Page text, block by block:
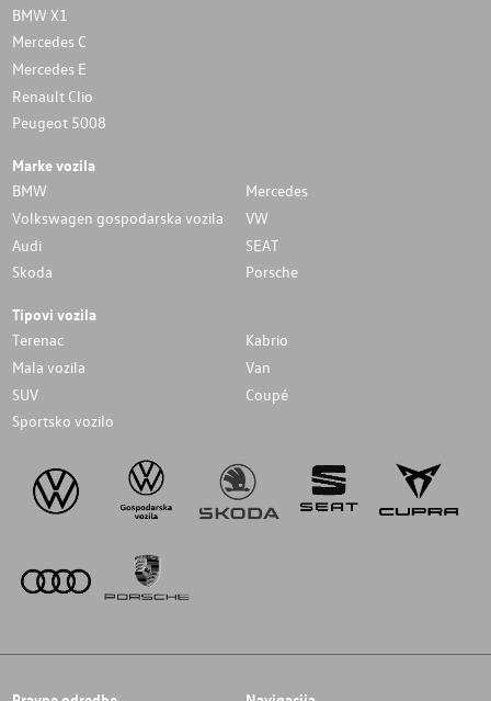
BMW X1
Mercedes C
Mercedes E
Renault Clio
Peugeot 5008
Marke vozila
BMW
Mercedes
Volkswagen gospodarska vozila
VW
Audi
SEAT
Skoda
Porsche
Tipovi vozila
Terenac
Kabrio
Mala vozila
Van
SUV
Coupé
Sportsko vozilo